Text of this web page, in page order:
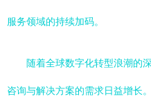
服务领域的持续加码。
随着全球数字化转型浪潮的
咨询与解决方案的需求日益增长